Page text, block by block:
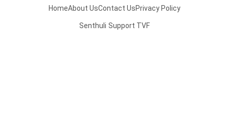
HomeAbout UsContact UsPrivacy Policy
Senthuli Support TVF